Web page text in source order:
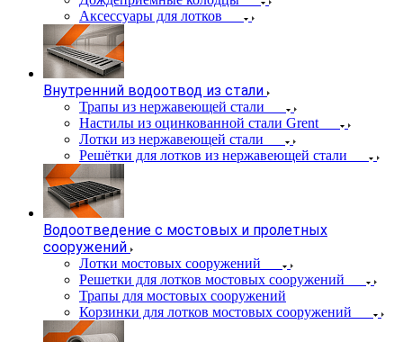
Аксессуары для лотков
Внутренний водоотвод из стали
Трапы из нержавеющей стали
Настилы из оцинкованной стали Grent
Лотки из нержавеющей стали
Решётки для лотков из нержавеющей стали
Водоотведение с мостовых и пролетных
сооружений
Лотки мостовых сооружений
Решетки для лотков мостовых сооружений
Трапы для мостовых сооружений
Корзинки для лотков мостовых сооружений